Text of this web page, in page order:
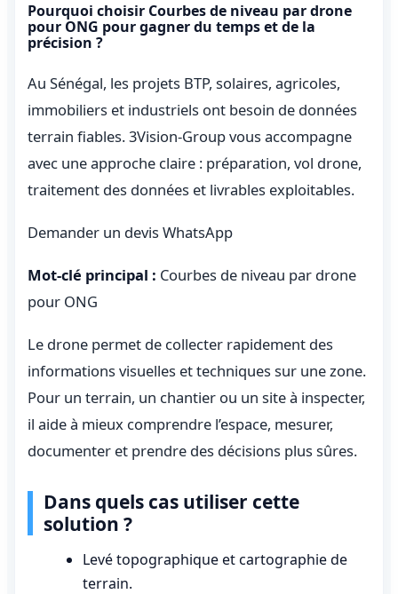
Pourquoi choisir Courbes de niveau par drone
pour ONG pour gagner du temps et de la
précision ?
Au Sénégal, les projets BTP, solaires, agricoles,
immobiliers et industriels ont besoin de données
terrain fiables. 3Vision-Group vous accompagne
avec une approche claire : préparation, vol drone,
traitement des données et livrables exploitables.
Demander un devis WhatsApp
Mot-clé principal : Courbes de niveau par drone
pour ONG
Le drone permet de collecter rapidement des
informations visuelles et techniques sur une zone.
Pour un terrain, un chantier ou un site à inspecter,
il aide à mieux comprendre l’espace, mesurer,
documenter et prendre des décisions plus sûres.
Dans quels cas utiliser cette
solution ?
Levé topographique et cartographie de
terrain.